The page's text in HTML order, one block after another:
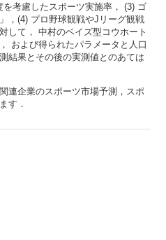
考慮したスポーツ実施率， (3) ゴ
，(4) プロ野球観戦やJリーグ観戦
して， 中村のベイズ型コウホート
および得られたパラメータと人口
結果とその後の実測値とのあては
連企業のスポーツ市場予測，スポ
す．